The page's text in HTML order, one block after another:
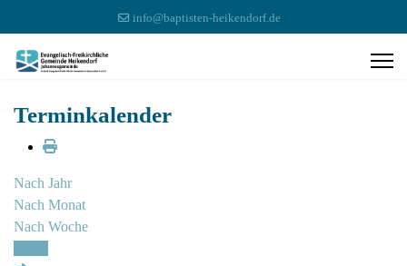
info@baptisten-heikendorf.de
Terminkalender
Nach Jahr
Nach Monat
Nach Woche